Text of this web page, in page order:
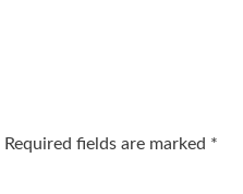
Required fields are marked *